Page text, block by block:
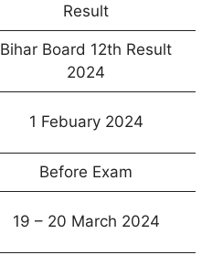
Result
Bihar Board 12th Result
2024
1 Febuary 2024
Before Exam
19 – 20 March 2024